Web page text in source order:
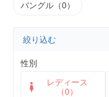
バングル（0）
絞り込む
性別
レディース
（0）